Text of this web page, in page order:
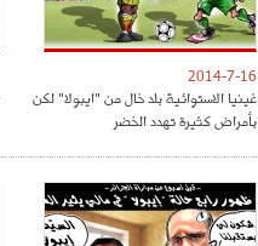
2014-7-16
غينيا الاستوائية بلد خال من "ايبولا" لكن
بأمراض كثيرة تهدد الخضر